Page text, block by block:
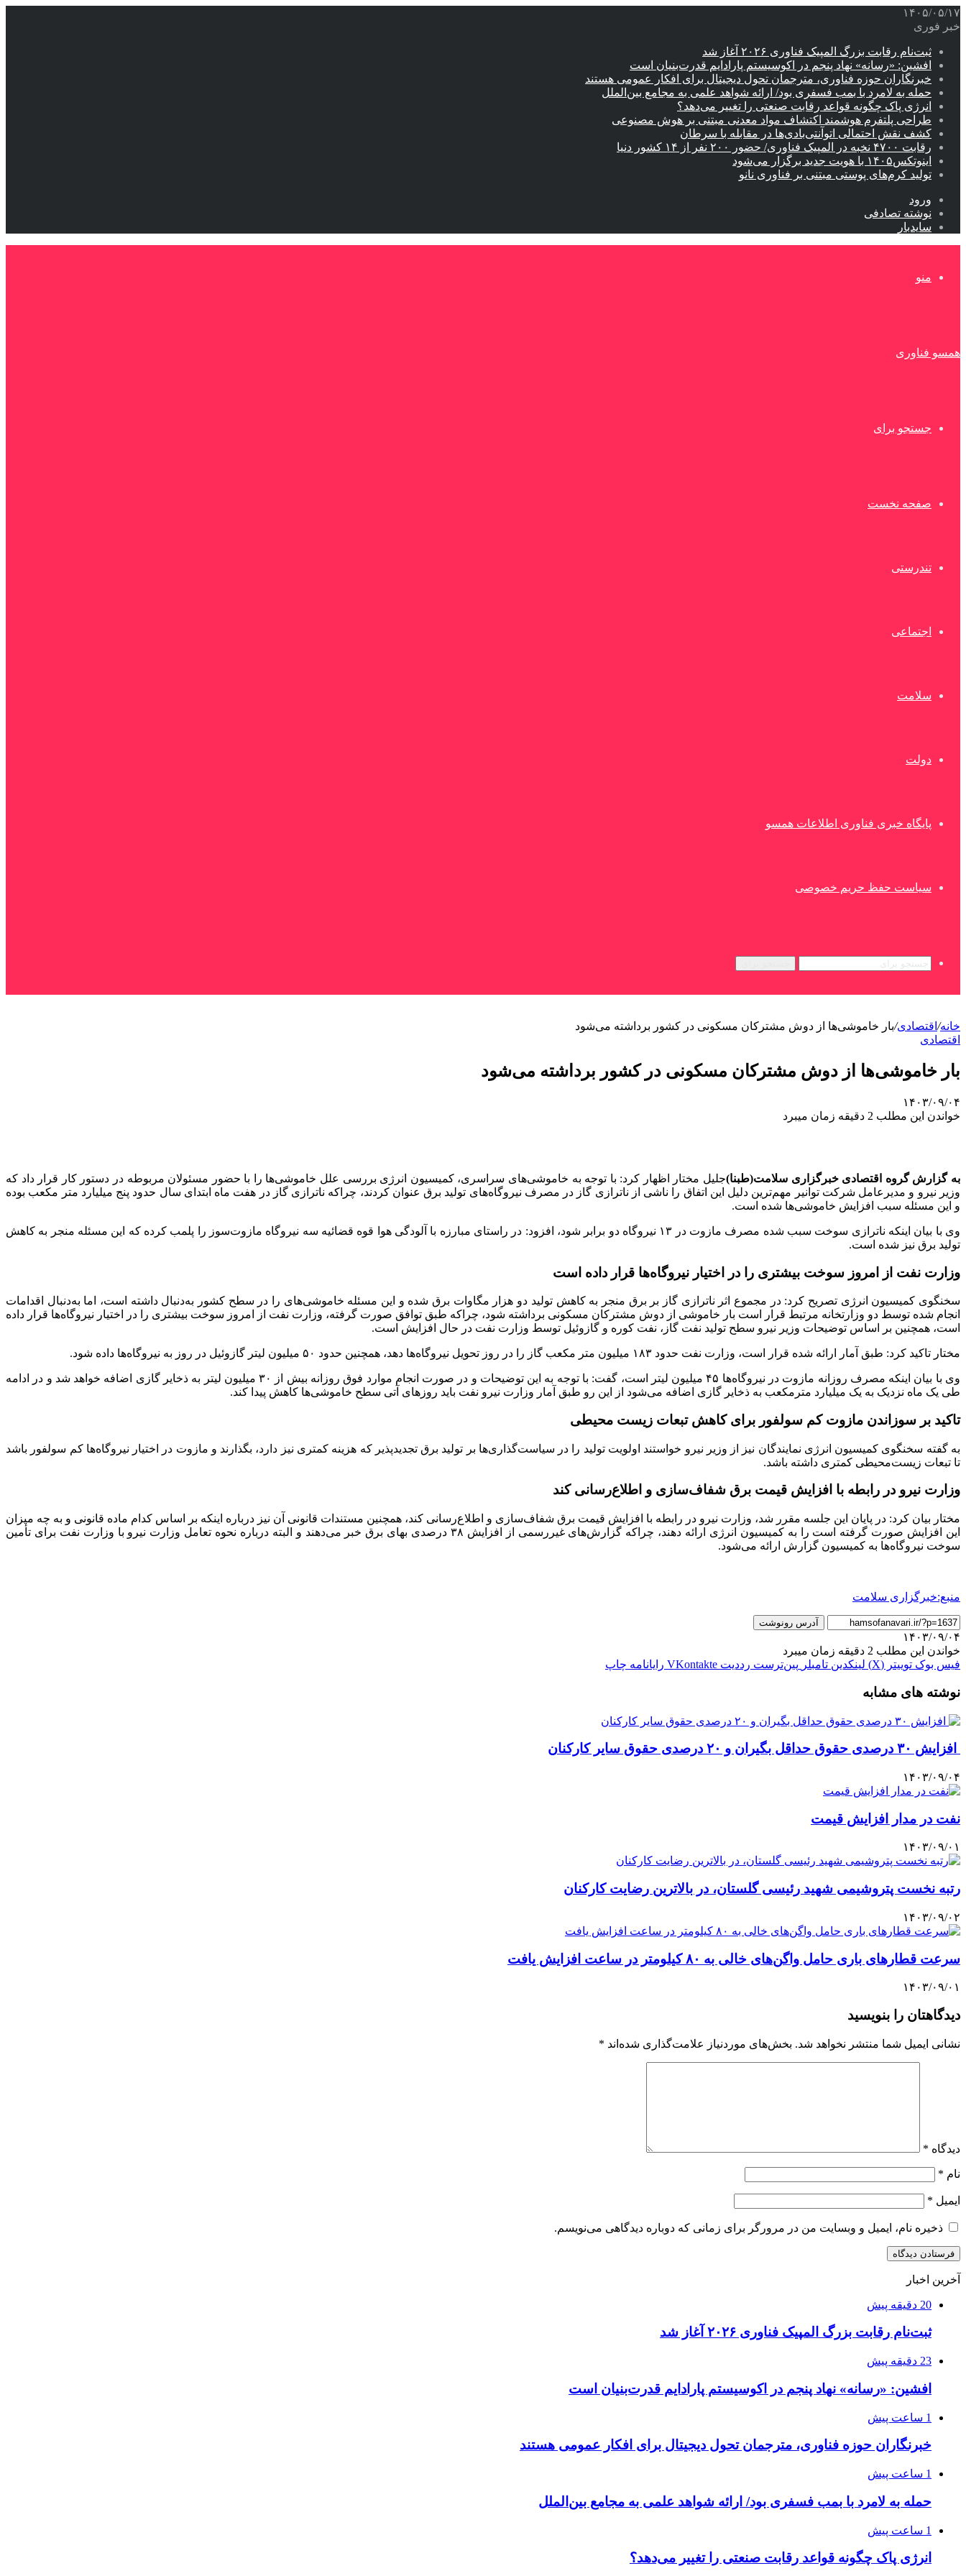
۱۴۰۵/۰۵/۱۷
خبر فوری
ثبت‌نام رقابت بزرگ المپیک فناوری ۲۰۲۶ آغاز شد
افشین: «رسانه» نهاد پنجم در اکوسیستم پارادایم قدرت‌بنیان است
خبرنگاران حوزه فناوری، مترجمان تحول دیجیتال برای افکار عمومی هستند
حمله به لامرد با بمب فسفری بود/ ارائه شواهد علمی به مجامع بین‌الملل
انرژی پاک چگونه قواعد رقابت صنعتی را تغییر می‌دهد؟
طراحی پلتفرم هوشمند اکتشاف مواد معدنی مبتنی بر هوش مصنوعی
کشف نقش احتمالی اتوآنتی‌بادی‌ها در مقابله با سرطان
رقابت ۴۷۰۰ نخبه در المپیک فناوری/ حضور ۲۰۰ نفر از ۱۴ کشور دنیا
اینوتکس۱۴۰۵ با هویت جدید برگزار می‌شود
تولید کرم‌های پوستی مبتنی بر فناوری نانو
ورود
نوشته تصادفی
سایدبار
منو
همسو فناوری
جستجو برای
صفحه نخست
تندرستی
اجتماعی
سلامت
دولت
پایگاه خبری فناوری اطلاعات همسو
سیاست حفظ حریم خصوصی
خانه/ اقتصادی/بار خاموشی‌ها از دوش مشترکان مسکونی در کشور برداشته می‌شود
اقتصادی
بار خاموشی‌ها از دوش مشترکان مسکونی در کشور برداشته می‌شود
۱۴۰۳/۰۹/۰۴
خواندن این مطلب 2 دقیقه زمان میبرد
به گزارش گروه اقتصادی خبرگزاری سلامت(طبنا)جلیل مختار اظهار کرد: با توجه به خاموشی‌های سراسری، کمیسیون انرژی بررسی علل خاموشی‌ها را با حضور مسئولان مربوطه در دستور کار قرار داد که
وزیر نیرو و مدیرعامل شرکت توانیر مهم‌ترین دلیل این اتفاق را ناشی از ناترازی گاز در مصرف نیروگاه‌های تولید برق عنوان کردند، چراکه ناترازی گاز در هفت ماه ابتدای سال حدود پنج میلیارد متر مکعب بوده
و این مسئله سبب افزایش خاموشی‌ها شده است.
وی با بیان اینکه ناترازی سوخت سبب شده مصرف مازوت در ۱۳ نیروگاه دو برابر شود، افزود: در راستای مبارزه با آلودگی هوا قوه قضائیه سه نیروگاه مازوت‌سوز را پلمب کرده که این مسئله منجر به کاهش
تولید برق نیز شده است.
وزارت نفت از امروز سوخت بیشتری را در اختیار نیروگاه‌ها قرار داده است
سخنگوی کمیسیون انرژی تصریح کرد: در مجموع اثر ناترازی گاز بر برق منجر به کاهش تولید دو هزار مگاوات برق شده و این مسئله خاموشی‌های را در سطح کشور به‌دنبال داشته است، اما به‌دنبال اقدامات
انجام شده توسط دو وزارتخانه مرتبط قرار است بار خاموشی از دوش مشترکان مسکونی برداشته شود، چراکه طبق توافق صورت گرفته، وزارت نفت از امروز سوخت بیشتری را در اختیار نیروگاه‌ها قرار داده
است، همچنین بر اساس توضیحات وزیر نیرو سطح تولید نفت گاز، نفت کوره و گازوئیل توسط وزارت نفت در حال افزایش است.
مختار تاکید کرد: طبق آمار ارائه شده قرار است، وزارت نفت حدود ۱۸۳ میلیون متر مکعب گاز را در روز تحویل نیروگاه‌ها دهد، همچنین حدود ۵۰ میلیون لیتر گازوئیل در روز به نیروگاه‌ها داده شود.
وی با بیان اینکه مصرف روزانه مازوت در نیروگاه‌ها ۴۵ میلیون لیتر است، گفت: با توجه به این توضیحات و در صورت انجام موارد فوق روزانه بیش از ۳۰ میلیون لیتر به ذخایر گازی اضافه خواهد شد و در ادامه
طی یک ماه نزدیک به یک میلیارد مترمکعب به ذخایر گازی اضافه می‌شود از این رو طبق آمار وزارت نیرو نفت باید روزهای آتی سطح خاموشی‌ها کاهش پیدا کند.
تاکید بر سوزاندن مازوت کم سولفور برای کاهش تبعات زیست محیطی
به گفته سخنگوی کمیسیون انرژی نمایندگان نیز از وزیر نیرو خواستند اولویت تولید را در سیاست‌گذاری‌ها بر تولید برق تجدیدپذیر که هزینه کمتری نیز دارد، بگذارند و مازوت در اختیار نیروگاه‌ها کم سولفور باشد
تا تبعات زیست‌محیطی کمتری داشته باشد.
وزارت نیرو در رابطه با افزایش قیمت برق شفاف‌سازی و اطلاع‌رسانی کند
مختار بیان کرد: در پایان این جلسه مقرر شد، وزارت نیرو در رابطه با افزایش قیمت برق شفاف‌سازی و اطلاع‌رسانی کند، همچنین مستندات قانونی آن نیز درباره اینکه بر اساس کدام ماده قانونی و به چه میزان
این افزایش صورت گرفته است را به کمیسیون انرژی ارائه دهند، چراکه گزارش‌های غیررسمی از افزایش ۳۸ درصدی بهای برق خبر می‌دهند و البته درباره نحوه تعامل وزارت نیرو با وزارت نفت برای تأمین
سوخت نیروگاه‌ها به کمیسیون گزارش ارائه می‌شود.
منبع:خبرگزاری سلامت
آدرس رونوشت
۱۴۰۳/۰۹/۰۴
خواندن این مطلب 2 دقیقه زمان میبرد
فیس بوک توییتر (X) لینکدین ‫تامبلر ‫پین‌ترست ‫رددیت ‫VKontakte رایانامه چاپ
نوشته های مشابه
‌ افزایش ۳۰ درصدی حقوق حداقل بگیران و ۲۰ درصدی حقوق سایر کارکنان
۱۴۰۳/۰۹/۰۴
نفت در مدار افزایش قیمت
۱۴۰۳/۰۹/۰۱
رتبه نخست پتروشیمی شهید رئیسی گلستان، در بالاترین رضایت کارکنان
۱۴۰۳/۰۹/۰۲
سرعت قطارهای باری حامل واگن‌های خالی به ۸۰ کیلومتر در ساعت افزایش یافت
۱۴۰۳/۰۹/۰۱
دیدگاهتان را بنویسید
نشانی ایمیل شما منتشر نخواهد شد. بخش‌های موردنیاز علامت‌گذاری شده‌اند *
دیدگاه *
نام *
ایمیل *
ذخیره نام، ایمیل و وبسایت من در مرورگر برای زمانی که دوباره دیدگاهی می‌نویسم.
آخرین اخبار
20 دقیقه پیش
ثبت‌نام رقابت بزرگ المپیک فناوری ۲۰۲۶ آغاز شد
23 دقیقه پیش
افشین: «رسانه» نهاد پنجم در اکوسیستم پارادایم قدرت‌بنیان است
1 ساعت پیش
خبرنگاران حوزه فناوری، مترجمان تحول دیجیتال برای افکار عمومی هستند
1 ساعت پیش
حمله به لامرد با بمب فسفری بود/ ارائه شواهد علمی به مجامع بین‌الملل
1 ساعت پیش
انرژی پاک چگونه قواعد رقابت صنعتی را تغییر می‌دهد؟